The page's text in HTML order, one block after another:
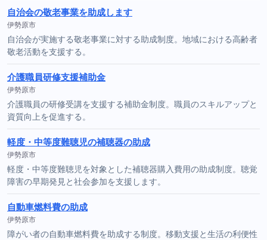
自治会の敬老事業を助成します
伊勢原市
自治会が実施する敬老事業に対する助成制度。地域における高齢者
敬老活動を支援する。
介護職員研修支援補助金
伊勢原市
介護職員の研修受講を支援する補助金制度。職員のスキルアップと
資質向上を促進する。
軽度・中等度難聴児の補聴器の助成
伊勢原市
軽度・中等度難聴児を対象とした補聴器購入費用の助成制度。聴覚
障害の早期発見と社会参加を支援します。
自動車燃料費の助成
伊勢原市
障がい者の自動車燃料費を助成する制度。移動支援と生活の利便性